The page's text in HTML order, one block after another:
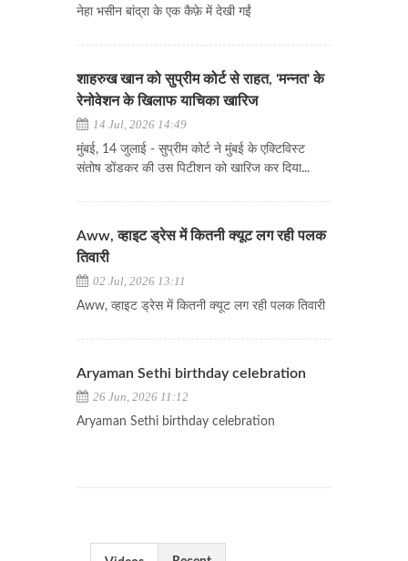
नेहा भसीन बांद्रा के एक कैफ़े में देखी गईं
शाहरुख खान को सुप्रीम कोर्ट से राहत, 'मन्नत' के
रेनोवेशन के खिलाफ याचिका खारिज
14 Jul, 2026 14:49
मुंबई, 14 जुलाई - सुप्रीम कोर्ट ने मुंबई के एक्टिविस्ट
संतोष डोंडकर की उस पिटीशन को खारिज कर दिया...
Aww, व्हाइट ड्रेस में कितनी क्यूट लग रही पलक
तिवारी
02 Jul, 2026 13:11
Aww, व्हाइट ड्रेस में कितनी क्यूट लग रही पलक तिवारी
Aryaman Sethi birthday celebration
26 Jun, 2026 11:12
Aryaman Sethi birthday celebration